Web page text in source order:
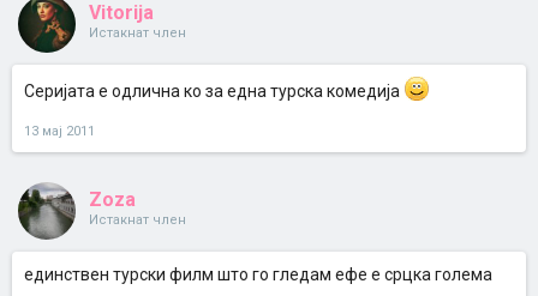
Vitorija
Истакнат член
Серијата е одлична ко за една турска комедија
13 мај 2011
Zoza
Истакнат член
единствен турски филм што го гледам ефе е срцка голема